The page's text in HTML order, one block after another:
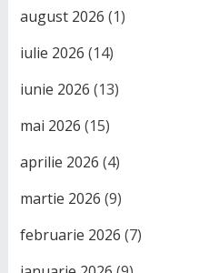
august 2026 (1)
iulie 2026 (14)
iunie 2026 (13)
mai 2026 (15)
aprilie 2026 (4)
martie 2026 (9)
februarie 2026 (7)